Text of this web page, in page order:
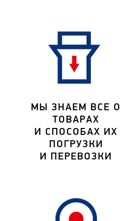
МЫ ЗНАЕМ ВСЕ О
ТОВАРАХ
И СПОСОБАХ ИХ
ПОГРУЗКИ
И ПЕРЕВОЗКИ